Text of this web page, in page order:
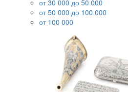
от 30 000 до 50 000
от 50 000 до 100 000
от 100 000